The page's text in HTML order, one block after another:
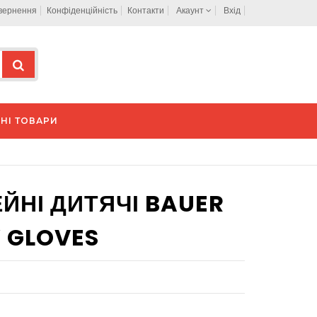
Конфіденційність Контакти Акаунт Вхід
ТОВАРИ
ДИТЯЧІ BAUER